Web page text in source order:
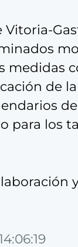
medidas
de
para los